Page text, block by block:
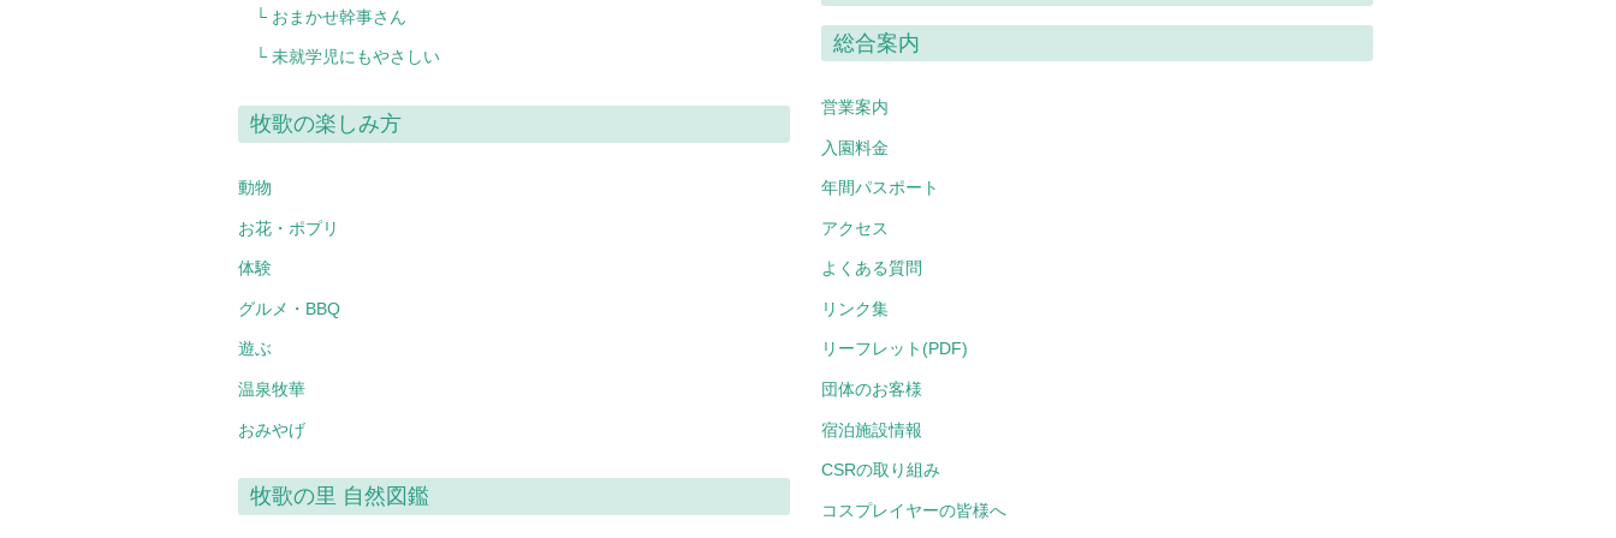
└ おまかせ幹事さん
└ 未就学児にもやさしい
牧歌の楽しみ方
動物
お花・ポプリ
体験
グルメ・BBQ
遊ぶ
温泉牧華
おみやげ
牧歌の里 自然図鑑
総合案内
営業案内
入園料金
年間パスポート
アクセス
よくある質問
リンク集
リーフレット(PDF)
団体のお客様
宿泊施設情報
CSRの取り組み
コスプレイヤーの皆様へ